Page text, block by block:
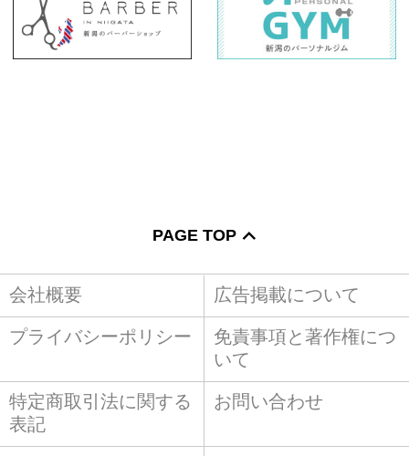
PAGE TOP
会社概要 広告掲載について
プライバシーポリシー
免責事項と著作権につ
いて
特定商取引法に関する
表記
お問い合わせ